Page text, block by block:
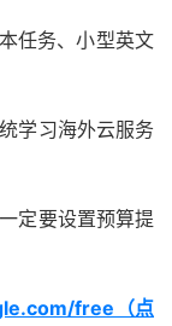
任务、小型英文
学习海外云服务
定要设置预算提
free（点